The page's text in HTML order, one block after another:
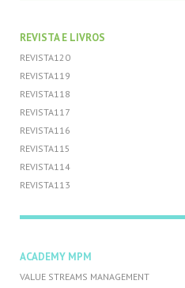
REVISTA E LIVROS
REVISTA120
REVISTA119
REVISTA118
REVISTA117
REVISTA116
REVISTA115
REVISTA114
REVISTA113
ACADEMY MPM
VALUE STREAMS MANAGEMENT